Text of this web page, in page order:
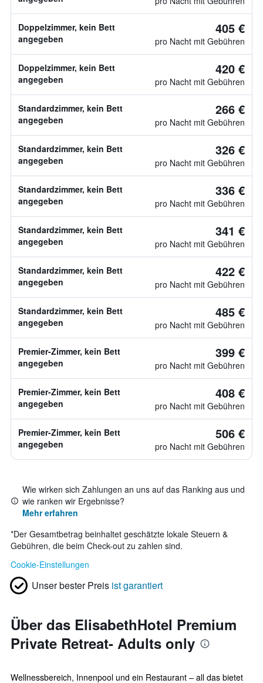
Doppelzimmer, kein Bett
angegeben
405 €
pro Nacht mit Gebühren
Doppelzimmer, kein Bett
angegeben
420 €
pro Nacht mit Gebühren
Standardzimmer, kein Bett
angegeben
266 €
pro Nacht mit Gebühren
Standardzimmer, kein Bett
angegeben
326 €
pro Nacht mit Gebühren
Standardzimmer, kein Bett
angegeben
336 €
pro Nacht mit Gebühren
Standardzimmer, kein Bett
angegeben
341 €
pro Nacht mit Gebühren
Standardzimmer, kein Bett
angegeben
422 €
pro Nacht mit Gebühren
Standardzimmer, kein Bett
angegeben
485 €
pro Nacht mit Gebühren
Premier-Zimmer, kein Bett
angegeben
399 €
pro Nacht mit Gebühren
Premier-Zimmer, kein Bett
angegeben
408 €
pro Nacht mit Gebühren
Premier-Zimmer, kein Bett
angegeben
506 €
pro Nacht mit Gebühren
Wie wirken sich Zahlungen an uns auf das Ranking aus und
wie ranken wir Ergebnisse?
Mehr erfahren
*Der Gesamtbetrag beinhaltet geschätzte lokale Steuern &
Gebühren, die beim Check-out zu zahlen sind.
Cookie-Einstellungen
Unser bester Preis ist garantiert
Über das ElisabethHotel Premium
Private Retreat- Adults only
Wellnessbereich, Innenpool und ein Restaurant – all das bietet